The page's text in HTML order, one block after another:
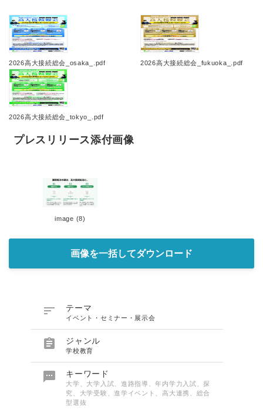
2026高大接続総会_osaka_.pdf 2026高大接続総会_fukuoka_.pdf
2026高大接続総会_tokyo_.pdf
プレスリリース添付画像
image (8)
画像を一括してダウンロード
 テーマ
イベント・セミナー・展示会
 ジャンル
学校教育
 キーワード
大学、大学入試、進路指導、年内学力入試、探
究、大学受験、進学イベント、高大連携、総合
型選抜